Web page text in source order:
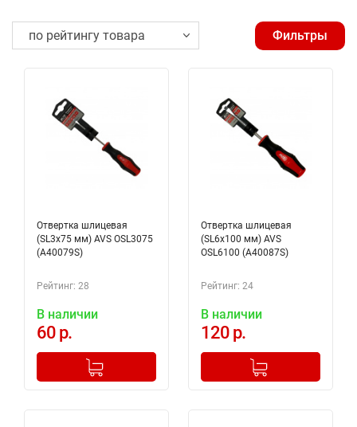
Фильтры
Отвертка шлицевая
(SL3x75 мм) AVS OSL3075
(A40079S)
Рейтинг: 28
В наличии
60 р.
+
Добавлено в корзину
Отвертка шлицевая
(SL6x100 мм) AVS
OSL6100 (A40087S)
Рейтинг: 24
В наличии
120 р.
+
Добавлено в корзину